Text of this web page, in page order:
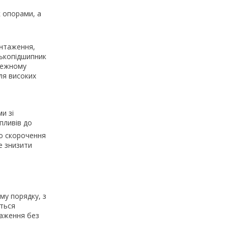
опорами, а
високих
зі
до
скорочення
знизити
порядку, з
без